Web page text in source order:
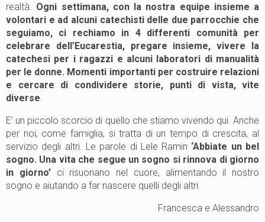
realtà. Ogni settimana, con la nostra equipe insieme a
volontari e ad alcuni catechisti delle due parrocchie che
seguiamo, ci rechiamo in 4 differenti comunità per
celebrare dell’Eucarestia, pregare insieme, vivere la
catechesi per i ragazzi e alcuni laboratori di manualità
per le donne. Momenti importanti per costruire relazioni
e cercare di condividere storie, punti di vista, vite
diverse
E’ un piccolo scorcio di quello che stiamo vivendo qui. Anche
per noi, come famiglia, si tratta di un tempo di crescita, al
servizio degli altri. Le parole di Lele Ramin ‘Abbiate un bel
sogno. Una vita che segue un sogno si rinnova di giorno
in giorno’ci risuonano nel cuore, alimentando il nostro
sogno e aiutando a far nascere quelli degli altri.
Francesca e Alessandro